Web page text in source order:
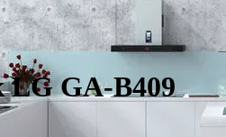
LG GA-B409